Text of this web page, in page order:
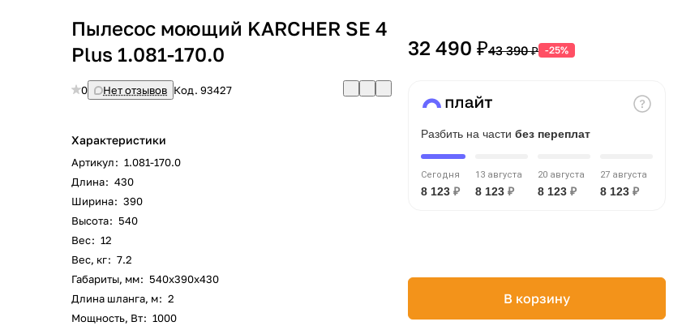
Пылесос моющий KARCHER SE 4
Plus 1.081-170.0
0 Нет отзывов Код.93427
Характеристики
Артикул: 1.081-170.0
Длина: 430
Ширина: 390
Высота: 540
Вес: 12
Вес, кг: 7.2
Габариты, мм: 540х390х430
Длина шланга, м: 2
Мощность, Вт: 1000
32 490 ₽43 390 ₽ -25%
Разбить на части без переплат
Сегодня
8 123 ₽
13 августа
8 123 ₽
20 августа
8 123 ₽
27 августа
8 123 ₽
В корзину
Добавляйте товары в корзину
Оплачивайте сегодня только
% картой любого банка
Получайте товарвыбранный способом